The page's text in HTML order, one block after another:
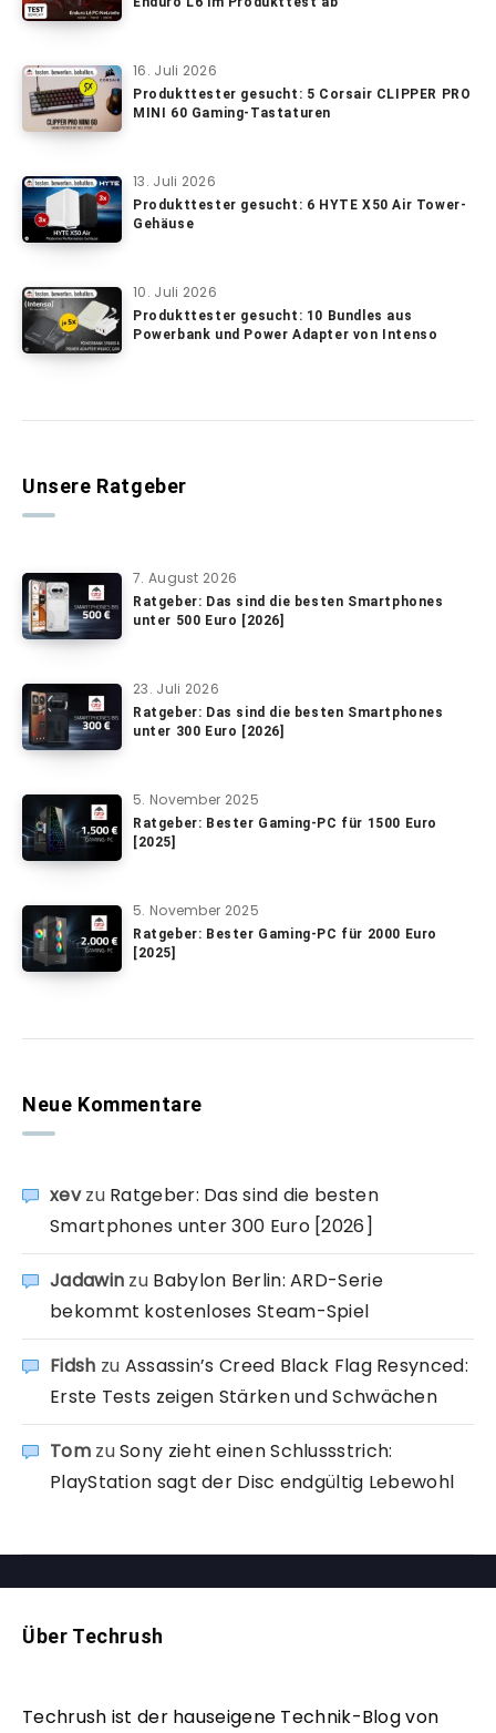
16. Juli 2026
Produkttester gesucht: 5 Corsair CLIPPER PRO
MINI 60 Gaming-Tastaturen
13. Juli 2026
Produkttester gesucht: 6 HYTE X50 Air Tower-
Gehäuse
10. Juli 2026
Produkttester gesucht: 10 Bundles aus
Powerbank und Power Adapter von Intenso
Unsere Ratgeber
7. August 2026
Ratgeber: Das sind die besten Smartphones
unter 500 Euro [2026]
23. Juli 2026
Ratgeber: Das sind die besten Smartphones
unter 300 Euro [2026]
5. November 2025
Ratgeber: Bester Gaming-PC für 1500 Euro
[2025]
5. November 2025
Ratgeber: Bester Gaming-PC für 2000 Euro
[2025]
Neue Kommentare
xevzu Ratgeber: Das sind die besten
Smartphones unter 300 Euro [2026]
Jadawin zu Babylon Berlin: ARD-Serie
bekommt kostenloses Steam-Spiel
Fidsh zu Assassin’s Creed Black Flag Resynced:
Erste Tests zeigen Stärken und Schwächen
TomzuSony zieht einen Schlussstrich:
PlayStation sagt der Disc endgültig Lebewohl
Über Techrush
Techrush ist der hauseigene Technik-Blog von